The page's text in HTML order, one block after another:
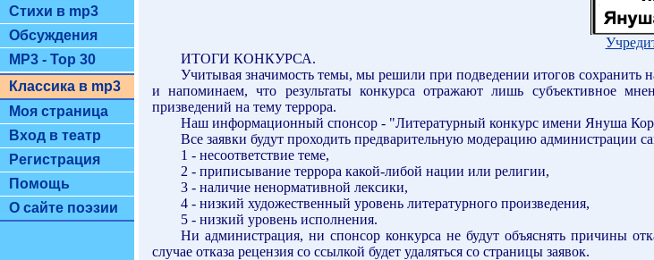
Стихи в mp3
Обсуждения
MP3 - Top 30
Классика в mp3
Моя страница
Вход в театр
Регистрация
Помощь
О сайте поэзии
ИТОГИ КОНКУРСА.
Учитывая значимость темы, мы решили при подведении итогов сохранить
и напоминаем, что результаты конкурса отражают лишь субъективное
призведений на тему террора.
Наш информационный спонсор - "Литературный конкурс имени Януша
Все заявки будут проходить предварительную модерацию администрации
1 - несоответствие теме,
2 - приписывание террора какой-либой нации или религии,
3 - наличие ненормативной лексики,
4 - низкий художественный уровень литературного произведения,
5 - низкий уровень исполнения.
Ни администрация, ни спонсор конкурса не будут объяснять причины
случае отказа рецензия со ссылкой будет удаляться со страницы заявок.